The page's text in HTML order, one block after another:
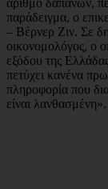
παράδειγμα, ο
– Βέρνερ Ζιν. Σε
οικονομολόγος, ο
εξόδου της
πετύχει κανένα
πληροφορία που
είναι λανθασμένη».